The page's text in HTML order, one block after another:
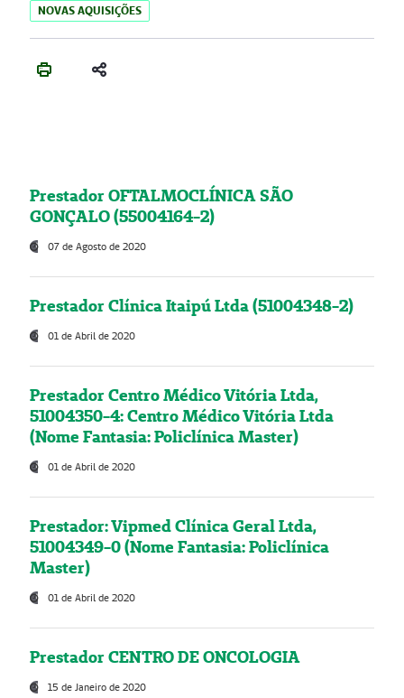
NOVAS AQUISIÇÕES
Prestador OFTALMOCLÍNICA SÃO
GONÇALO (55004164-2)
07 de Agosto de 2020
Prestador Clínica Itaipú Ltda (51004348-2)
01 de Abril de 2020
Prestador Centro Médico Vitória Ltda,
51004350-4: Centro Médico Vitória Ltda
(Nome Fantasia: Policlínica Master)
01 de Abril de 2020
Prestador: Vipmed Clínica Geral Ltda,
51004349-0 (Nome Fantasia: Policlínica
Master)
01 de Abril de 2020
Prestador CENTRO DE ONCOLOGIA
15 de Janeiro de 2020